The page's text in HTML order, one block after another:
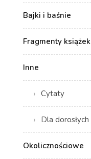
Bajki i baśnie
Fragmenty książek
Inne
Cytaty
Dla dorosłych
Okolicznościowe